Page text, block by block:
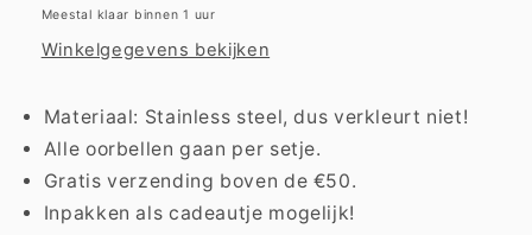
Meestal klaar binnen 1 uur
Winkelgegevens bekijken
Materiaal: Stainless steel, dus verkleurt niet!
Alle oorbellen gaan per setje.
Gratis verzending boven de €50.
Inpakken als cadeautje mogelijk!